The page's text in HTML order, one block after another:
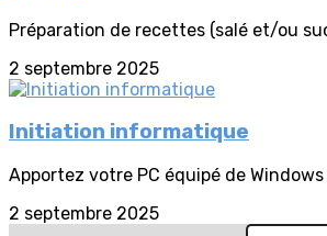
Préparation de recettes (salé et/ou
2 septembre 2025
Initiation informatique
Apportez votre PC équipé de
2 septembre 2025